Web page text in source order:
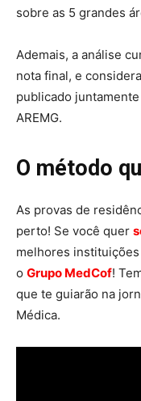
sobre as 5 grandes
Ademais, a análise
nota final, e
publicado
AREMG.
O método
As provas de
perto! Se você quer
melhores
o Grupo MedCof!
que te guiarão na
Médica.